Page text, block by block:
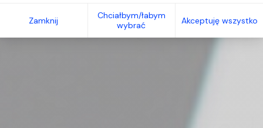
Zamknij
Chciałbym/łabym
wybrać
Akceptuję wszystko